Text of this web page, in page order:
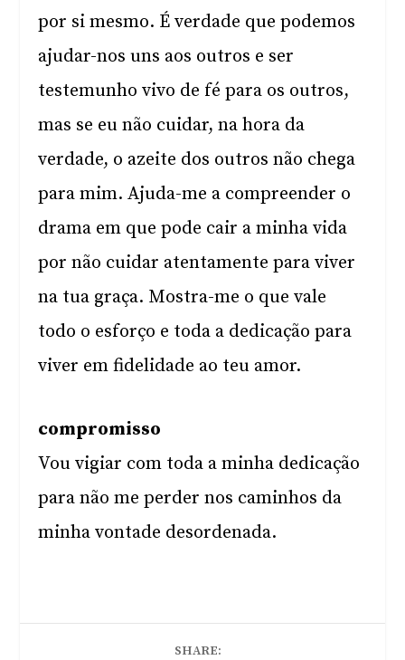
por si mesmo. É verdade que podemos
ajudar-nos uns aos outros e ser
testemunho vivo de fé para os outros,
mas se eu não cuidar, na hora da
verdade, o azeite dos outros não chega
para mim. Ajuda-me a compreender o
drama em que pode cair a minha vida
por não cuidar atentamente para viver
na tua graça. Mostra-me o que vale
todo o esforço e toda a dedicação para
viver em fidelidade ao teu amor.
compromisso
Vou vigiar com toda a minha dedicação
para não me perder nos caminhos da
minha vontade desordenada.
SHARE: